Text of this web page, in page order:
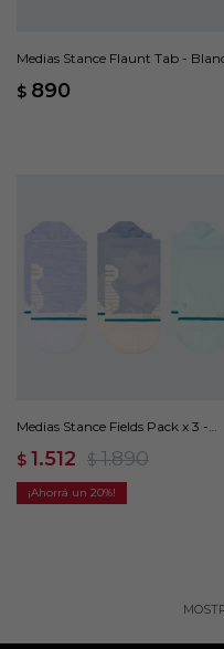
Medias Stance Flaunt Tab -
$ 890
Medias Stance Fields Pack x 3 -
$ 1.512 $ 1.890
20